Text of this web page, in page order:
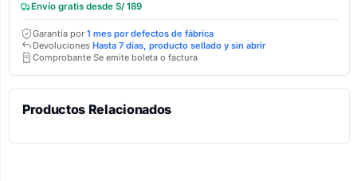
Envío gratis desde S/ 189
Garantía por 1 mes por defectos de fábrica
Devoluciones Hasta 7 días, producto sellado y sin abrir
Comprobante Se emite boleta o factura
Productos Relacionados